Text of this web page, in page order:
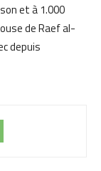
et à 1.000
de Raef al-
depuis